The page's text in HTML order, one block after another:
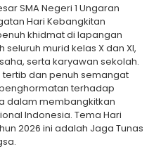
SMA Negeri 1 Ungaran
Hari Kebangkitan
khidmat di lapangan
murid kelas X dan XI,
serta karyawan sekolah.
dan penuh semangat
terhadap
dalam membangkitkan
Indonesia. Tema Hari
2026 ini adalah Jaga Tunas